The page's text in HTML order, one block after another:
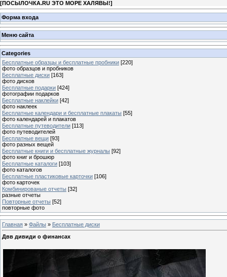
[ПОСЫЛОЧКА.RU ЭТО МОРЕ ХАЛЯВЫ!]
Форма входа
Меню сайта
Categories
Бесплатные образцы и бесплатные пробники [220]
фото образцов и пробников
Бесплатные диски [163]
фото дисков
Бесплатные подарки [424]
фотографии подарков
Бесплатные наклейки [42]
фото наклеек
Бесплатные календари и бесплатные плакаты [55]
фото календарей и плакатов
Бесплатные путеводители [113]
фото путеводителей
Бесплатные вещи [93]
фото разных вещей
Бесплатные книги и бесплатные журналы [92]
фото книг и брошюр
Бесплатные каталоги [103]
фото каталогов
Бесплатные пластиковые карточки [106]
фото карточек
Комбинированые отчеты [32]
разные отчеты
Повторные отчеты [52]
повторные фото
Главная » Файлы » Бесплатные диски
Двв дивиди о финансах